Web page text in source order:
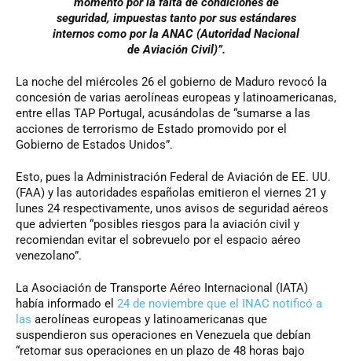
seguridad, impuestas tanto por sus estándares
internos como por la ANAC (Autoridad Nacional
de Aviación Civil)”.
La noche del miércoles 26 el gobierno de Maduro revocó la
concesión de varias aerolíneas europeas y latinoamericanas,
entre ellas TAP Portugal, acusándolas de “sumarse a las
acciones de terrorismo de Estado promovido por el
Gobierno de Estados Unidos”.
Esto, pues la Administración Federal de Aviación de EE. UU.
(FAA) y las autoridades españolas emitieron el viernes 21 y
lunes 24 respectivamente, unos avisos de seguridad aéreos
que advierten “posibles riesgos para la aviación civil y
recomiendan evitar el sobrevuelo por el espacio aéreo
venezolano”.
La Asociación de Transporte Aéreo Internacional (IATA)
había informado el 24 de noviembre que el INAC notificó a
las aerolíneas europeas y latinoamericanas que
suspendieron sus operaciones en Venezuela que debían
“retomar sus operaciones en un plazo de 48 horas bajo